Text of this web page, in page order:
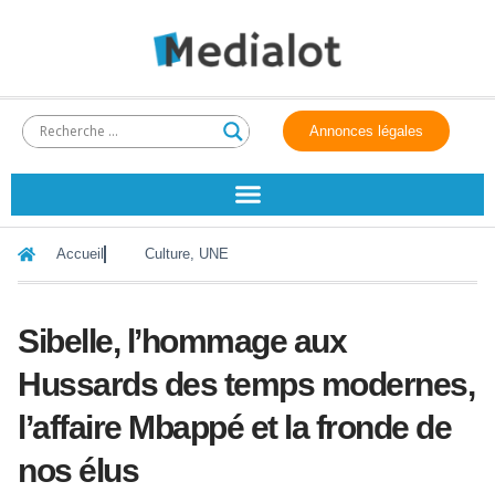
Annonces légales
Accueil Culture, UNE
Sibelle, l’hommage aux
Hussards des temps modernes,
l’affaire Mbappé et la fronde de
nos élus